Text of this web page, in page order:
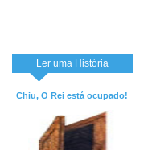
Ler uma História
Chiu, O Rei está ocupado!